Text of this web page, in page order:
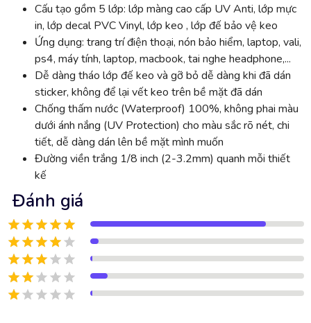
Cấu tạo gồm 5 lớp: lớp màng cao cấp UV Anti, lớp mực
in, lớp decal PVC Vinyl, lớp keo , lớp đế bảo vệ keo
Ứng dụng: trang trí điện thoại, nón bảo hiểm, laptop, vali,
ps4, máy tính, laptop, macbook, tai nghe headphone,...
Dễ dàng tháo lớp đế keo và gỡ bỏ dễ dàng khi đã dán
sticker, không để lại vết keo trên bề mặt đã dán
Chống thấm nước (Waterproof) 100%, không phai màu
dưới ánh nắng (UV Protection) cho màu sắc rõ nét, chi
tiết, dễ dàng dán lên bề mặt mình muốn
Đường viền trắng 1/8 inch (2-3.2mm) quanh mỗi thiết
kế
Đánh giá